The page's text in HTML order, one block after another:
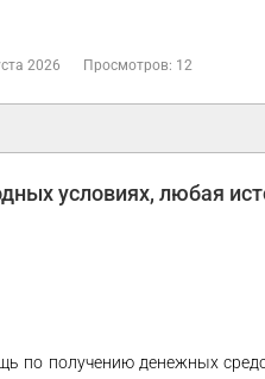
2026 Просмотров: 12
условиях, любая
по получению денежных